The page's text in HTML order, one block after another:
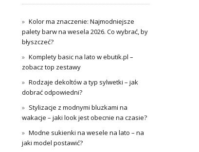
Kolor ma znaczenie: Najmodniejsze
palety barw na wesela 2026. Co wybrać, by
błyszczeć?
Komplety basic na lato w ebutik.pl –
zobacz top zestawy
Rodzaje dekoltów a typ sylwetki – jak
dobrać odpowiedni?
Stylizacje z modnymi bluzkami na
wakacje – jaki look jest obecnie na czasie?
Modne sukienki na wesele na lato – na
jaki model postawić?